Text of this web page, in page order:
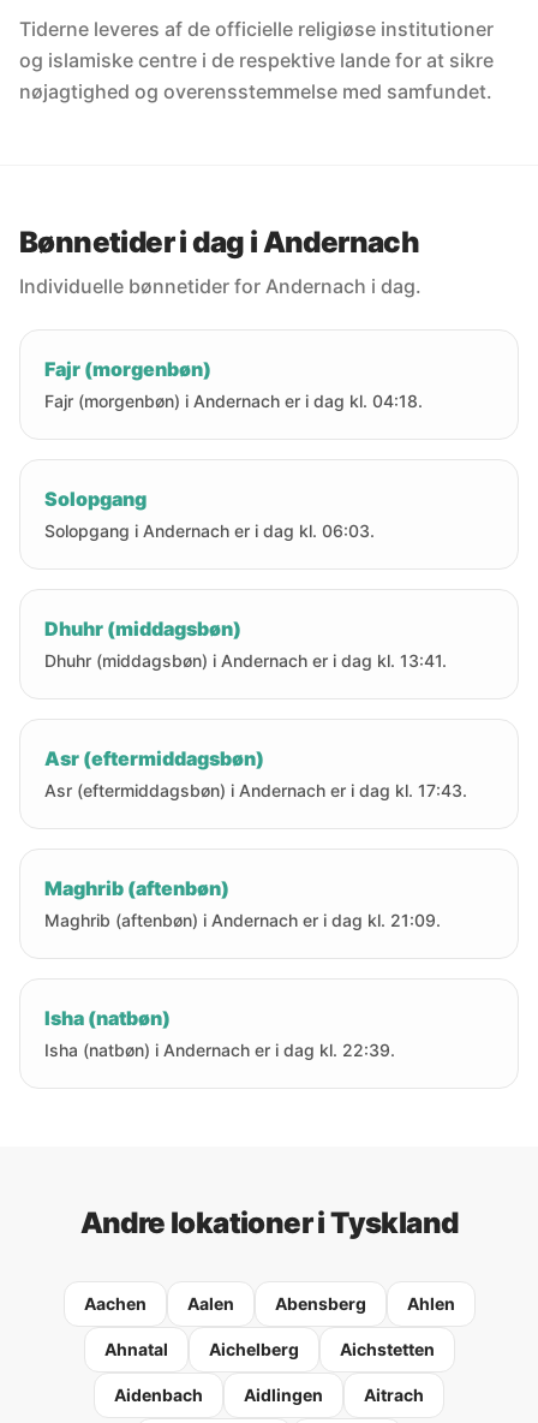
Tiderne leveres af de officielle religiøse institutioner
og islamiske centre i de respektive lande for at sikre
nøjagtighed og overensstemmelse med samfundet.
Bønnetider i dag i Andernach
Individuelle bønnetider for Andernach i dag.
Fajr (morgenbøn)
Fajr (morgenbøn) i Andernach er i dag kl. 04:18.
Solopgang
Solopgang i Andernach er i dag kl. 06:03.
Dhuhr (middagsbøn)
Dhuhr (middagsbøn) i Andernach er i dag kl. 13:41.
Asr (eftermiddagsbøn)
Asr (eftermiddagsbøn) i Andernach er i dag kl. 17:43.
Maghrib (aftenbøn)
Maghrib (aftenbøn) i Andernach er i dag kl. 21:09.
Isha (natbøn)
Isha (natbøn) i Andernach er i dag kl. 22:39.
Andre lokationer i Tyskland
Aachen Aalen Abensberg Ahlen
Ahnatal Aichelberg Aichstetten
Aidenbach Aidlingen Aitrach